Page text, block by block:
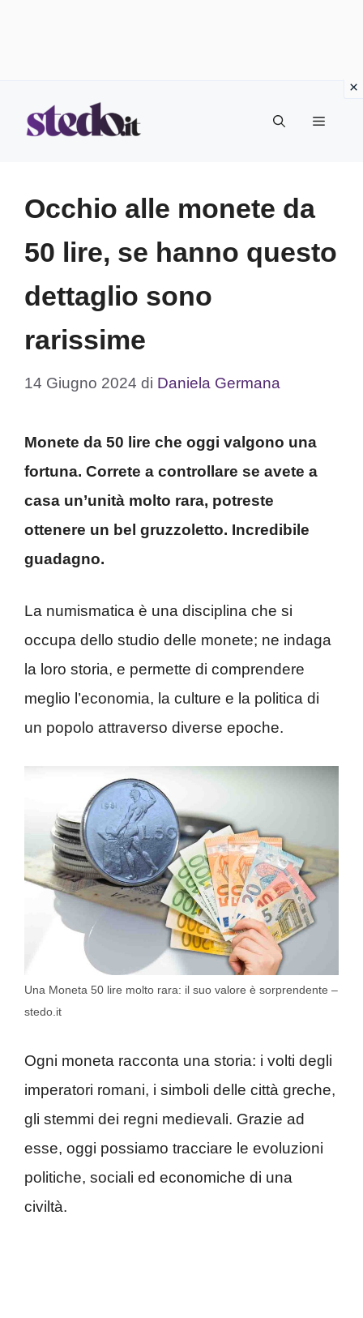
Menu
Occhio alle monete da
50 lire, se hanno questo
dettaglio sono
rarissime
14 Giugno 2024 di Daniela Germana
Monete da 50 lire che oggi valgono una
fortuna. Correte a controllare se avete a
casa un’unità molto rara, potreste
ottenere un bel gruzzoletto. Incredibile
guadagno.
La numismatica è una disciplina che si
occupa dello studio delle monete; ne indaga
la loro storia, e permette di comprendere
meglio l’economia, la culture e la politica di
un popolo attraverso diverse epoche.
Una Moneta 50 lire molto rara: il suo valore è sorprendente –
stedo.it
Ogni moneta racconta una storia: i volti degli
imperatori romani, i simboli delle città greche,
gli stemmi dei regni medievali. Grazie ad
esse, oggi possiamo tracciare le evoluzioni
politiche, sociali ed economiche di una
civiltà.